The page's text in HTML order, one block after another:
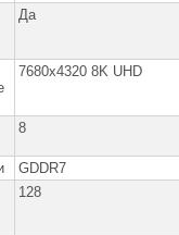
Да
7680x4320 8K UHD
8
GDDR7
128